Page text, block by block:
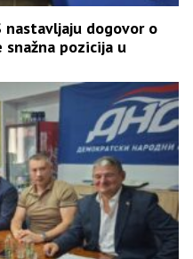
nastavljaju dogovor o
pozicija u